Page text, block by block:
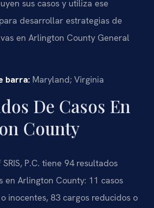
sus casos y utiliza ese
desarrollar estrategias de
en Arlington County General
barra: Maryland; Virginia
De Casos En
County
P.C. tiene 94 resultados
en Arlington County: 11 casos
inocentes, 83 cargos reducidos o